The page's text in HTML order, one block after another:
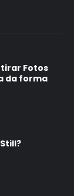
tirar Fotos
da forma